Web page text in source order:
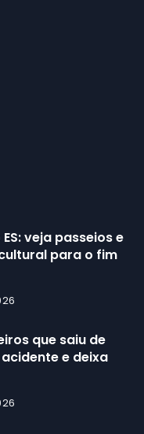
veja passeios e
para o fim
que saiu de
e deixa